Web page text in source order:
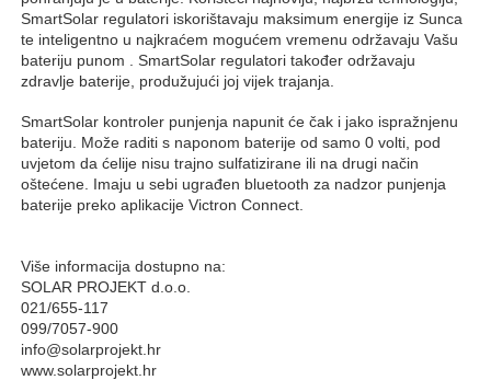
SmartSolar regulatori iskorištavaju maksimum energije iz Sunca
te inteligentno u najkraćem mogućem vremenu održavaju Vašu
bateriju punom . SmartSolar regulatori također održavaju
zdravlje baterije, produžujući joj vijek trajanja.
SmartSolar kontroler punjenja napunit će čak i jako ispražnjenu
bateriju. Može raditi s naponom baterije od samo 0 volti, pod
uvjetom da ćelije nisu trajno sulfatizirane ili na drugi način
oštećene. Imaju u sebi ugrađen bluetooth za nadzor punjenja
baterije preko aplikacije Victron Connect.
Više informacija dostupno na:
SOLAR PROJEKT d.o.o.
021/655-117
099/7057-900
info@solarprojekt.hr
www.solarprojekt.hr